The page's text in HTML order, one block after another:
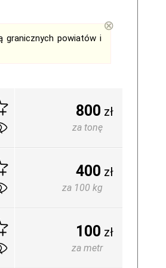
granicznych powiatów i
⊗
800 zł
za tonę
400 zł
za 100 kg
100 zł
za metr